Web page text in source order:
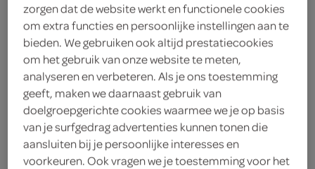
peer van de
barbecue met
stracciatella-ijs
ingrediënten
zorgen dat de website werkt en functionele cookies
om extra functies en persoonlijke instellingen aan te
bieden. We gebruiken ook altijd prestatiecookies
om het gebruik van onze website te meten,
analyseren en verbeteren. Als je ons toestemming
geeft, maken we daarnaast gebruik van
doelgroepgerichte cookies waarmee we je op basis
van je surfgedrag advertenties kunnen tonen die
aansluiten bij je persoonlijke interesses en
voorkeuren. Ook vragen we je toestemming voor het